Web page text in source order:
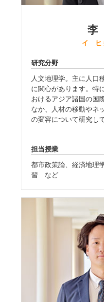
李
イ ヒ
研究分野
人文地理学。主に人口
に関心があります。特
おけるアジア諸国の国
なか、人材の移動やネ
の変容について研究し
担当授業
都市政策論、経済地理
習 など